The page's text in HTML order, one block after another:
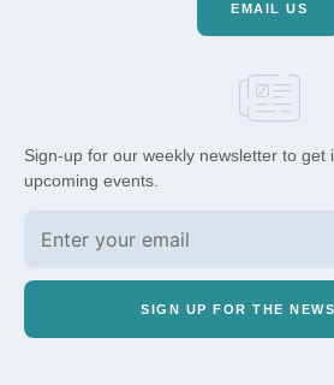
EMAIL US
Sign-up for our weekly newsletter to get
upcoming events.
SIGN UP FOR THE